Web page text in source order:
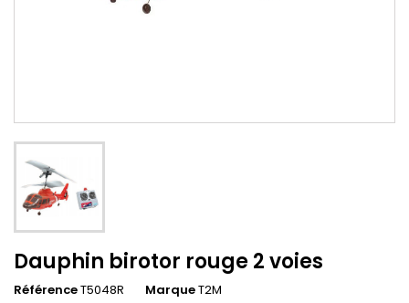
Dauphin birotor rouge 2 voies
RéférenceT5048R MarqueT2M